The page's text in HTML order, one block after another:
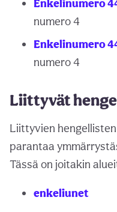
Enkelinumero
numero 4
Enkelinumero
numero 4
Liittyvät
Liittyvien
parantaa
Tässä on joitakin
enkeliunet